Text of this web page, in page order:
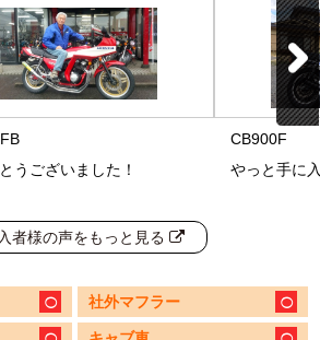
うございました！
CB900F
やっと手に
者様の声をもっと見る
社外マフラー